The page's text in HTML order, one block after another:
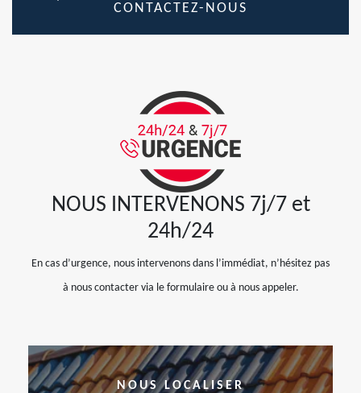
CONTACTEZ-NOUS
NOUS INTERVENONS 7j/7 et
24h/24
En cas d’urgence, nous intervenons dans l’immédiat, n’hésitez pas
à nous contacter via le formulaire ou à nous appeler.
NOUS LOCALISER